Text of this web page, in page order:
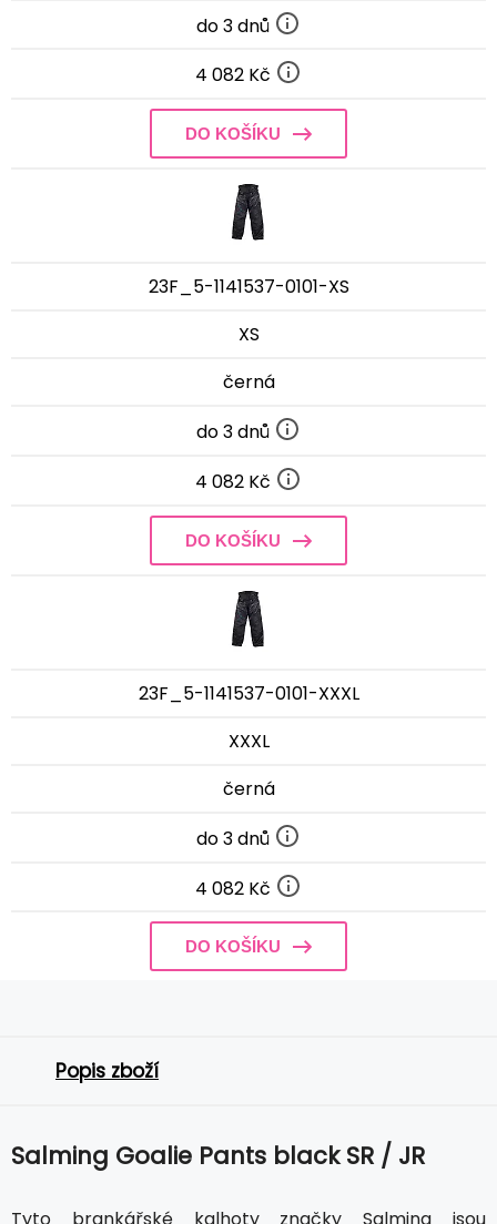
do 3 dnů
4 082 Kč
DO KOŠÍKU
23F_5-1141537-0101-XS
XS
černá
do 3 dnů
4 082 Kč
DO KOŠÍKU
23F_5-1141537-0101-XXXL
XXXL
černá
do 3 dnů
4 082 Kč
DO KOŠÍKU
Popis zboží
Salming Goalie Pants black SR / JR